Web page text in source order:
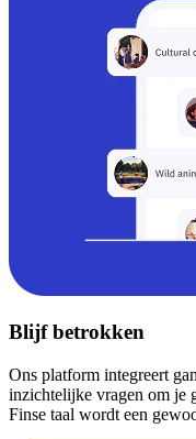
Blijf betrokken
Ons platform integreert
inzichtelijke vragen om je
Finse taal wordt een